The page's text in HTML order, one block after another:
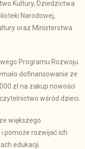
Kultury, Dziedzictwa
Narodowej,
oraz Ministerstwa
Programu Rozwoju
dofinansowanie ze
zł na zakup nowości
wśród dzieci.
większego
pomoże rozwijać ich
edukacji.